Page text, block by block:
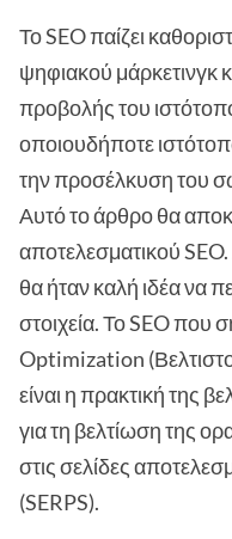
Το SEO παίζει
ψηφιακού μάρκετινγκ
προβολής του
οποιουδήποτε
την προσέλκυση του
Αυτό το άρθρο θα
αποτελεσματικού
θα ήταν καλή ιδέα να
στοιχεία. Το SEO που
Optimization
είναι η πρακτική της
για τη βελτίωση της
στις σελίδες
(SERPS).